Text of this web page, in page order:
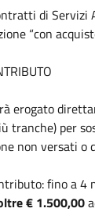
di Servizi
“con
erogato
tranche) per
non versati o
fino a 4
€ 1.500,00